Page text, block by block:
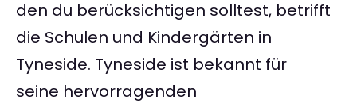
den du berücksichtigen solltest, betrifft
die Schulen und Kindergärten in
Tyneside. Tyneside ist bekannt für
seine hervorragenden